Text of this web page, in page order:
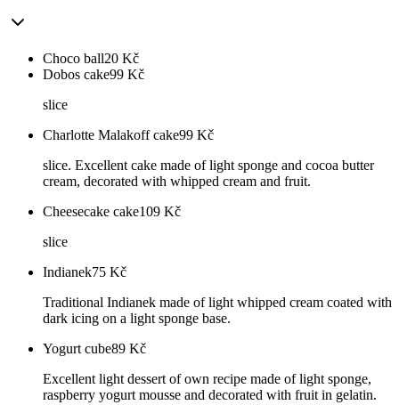
Choco ball20 Kč
Dobos cake99 Kč
slice
Charlotte Malakoff cake99 Kč
slice. Excellent cake made of light sponge and cocoa butter
cream, decorated with whipped cream and fruit.
Cheesecake cake109 Kč
slice
Indianek75 Kč
Traditional Indianek made of light whipped cream coated with
dark icing on a light sponge base.
Yogurt cube89 Kč
Excellent light dessert of own recipe made of light sponge,
raspberry yogurt mousse and decorated with fruit in gelatin.